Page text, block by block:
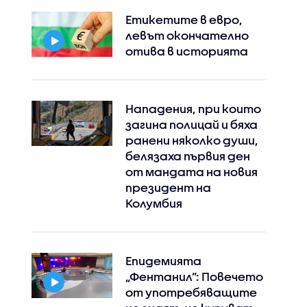
Етикетите в евро,
левът окончателно
отива в историята
Нападения, при които
загина полицай и бяха
ранени няколко души,
белязаха първия ден
от мандата на новия
президент на
Колумбия
Епидемията
„Фентанил”: Повечето
от употребяващите